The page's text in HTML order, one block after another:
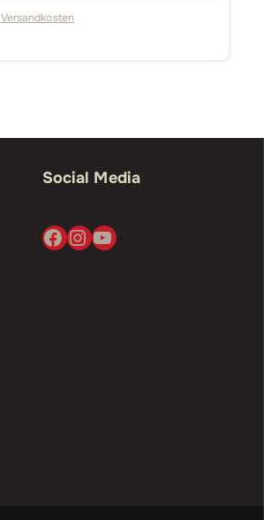
Versandkosten
Social Media
Facebook
Instagram
YouTube